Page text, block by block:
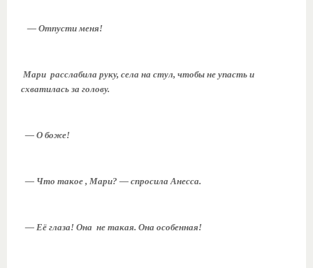
— Отпусти меня!
Мари расслабила руку, села на стул, чтобы не упасть и
схватилась за голову.
— О боже!
— Что такое , Мари? — спросила Анесса.
— Её глаза! Она не такая. Она особенная!